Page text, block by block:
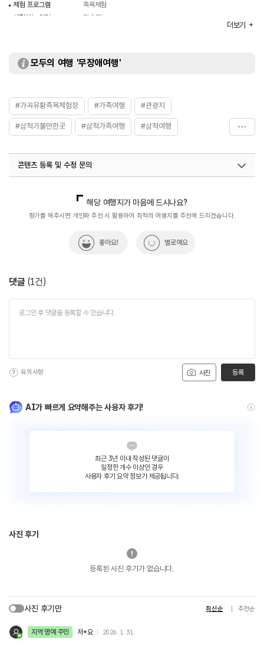
체험 프로그램
족욕체험
체험가능 연령
전 연령
- 일반 아동 4,000원
[주말]
- 일반 성인 8,000원
- 일반 아동 5,000원
- 지역주민 성인 6,000원
더보기
모두의 여행 '무장애여행'
#가곡유황족욕체험장 #가족여행 #관광지
#삼척가볼만한곳 #삼척가족여행 #삼척여행
콘텐츠 등록 및 수정 문의
해당 여행지가 마음에 드시나요?
평가를 해주시면 개인화 추천 시 활용하여 최적의 여행지를 추천해 드리겠습니다.
좋아요! 별로예요
댓글 (1건)
사진
유의사항 등록
AI가 빠르게 요약해주는 사용자 후기!
최근 3년 이내 작성된 댓글이
일정한 개수 이상인 경우
사용자 후기 요약 정보가 제공됩니다.
사진 후기
등록된 사진 후기가 없습니다.
사진 후기만 최신순 추천순
지역 명예 주민 저*요 2026. 1. 31.